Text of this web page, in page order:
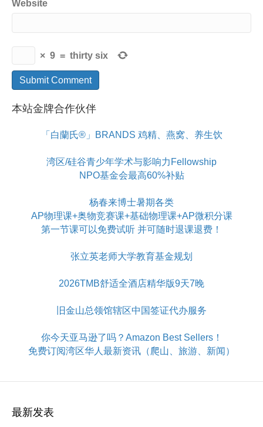
Website
× 9 = thirty six
本站金牌合作伙伴
「白蘭氏®」BRANDS 鸡精、燕窝、养生饮
湾区/硅谷青少年学术与影响力Fellowship
NPO基金会最高60%补贴
杨春来博士暑期各类
AP物理课+奥物竞赛课+基础物理课+AP微积分课
第一节课可以免费试听 并可随时退课退费！
张立英老师大学教育基金规划
2026TMB舒适全酒店精华版9天7晚
旧金山总领馆辖区中国签证代办服务
你今天亚马逊了吗？Amazon Best Sellers！
免费订阅湾区华人最新资讯（爬山、旅游、新闻）
最新发表